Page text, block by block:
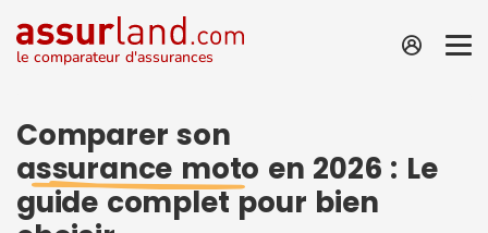
le comparateur d'assurances
Comparer son
assurance moto en 2026 : Le
guide complet pour bien